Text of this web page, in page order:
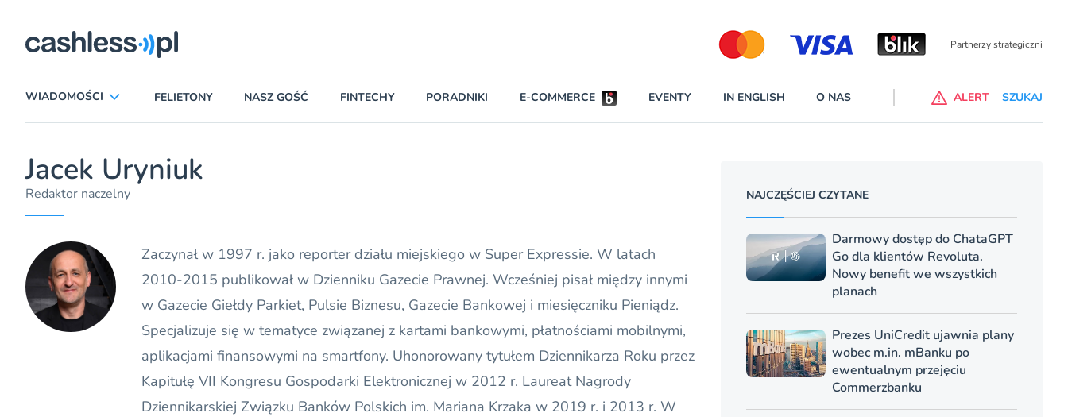
Partnerzy wspierający
WIADOMOŚCI
CIEKAWOSTKI
PROMOCJE
TEMAT DNIA
E-COMMERCE
PŁATNOŚCI MOBILNE
RAPORTY SPECJALNE
Obie firmy wprowadzone na listę ostrzeżeń naruszyły ustawę Prawo bankowe
FELIETONY NASZ GOŚĆ FINTECHY PORADNIKI E-COMMERCE EVENTY IN ENGLISH O NAS ALERT SZUKAJ
Jacek Uryniuk
Redaktor naczelny
Zaczynał w 1997 r. jako reporter działu miejskiego w Super Expressie. W latach
2010-2015 publikował w Dzienniku Gazecie Prawnej. Wcześniej pisał między innymi
w Gazecie Giełdy Parkiet, Pulsie Biznesu, Gazecie Bankowej i miesięczniku Pieniądz.
Specjalizuje się w tematyce związanej z kartami bankowymi, płatnościami mobilnymi,
aplikacjami finansowymi na smartfony. Uhonorowany tytułem Dziennikarza Roku przez
Kapitułę VII Kongresu Gospodarki Elektronicznej w 2012 r. Laureat Nagrody
Dziennikarskiej Związku Banków Polskich im. Mariana Krzaka w 2019 r. i 2013 r. W
NAJCZĘŚCIEJ CZYTANE
Darmowy dostęp do ChataGPT
Go dla klientów Revoluta.
Nowy benefit we wszystkich
planach
Prezes UniCredit ujawnia plany
wobec m.in. mBanku po
ewentualnym przejęciu
Commerzbanku